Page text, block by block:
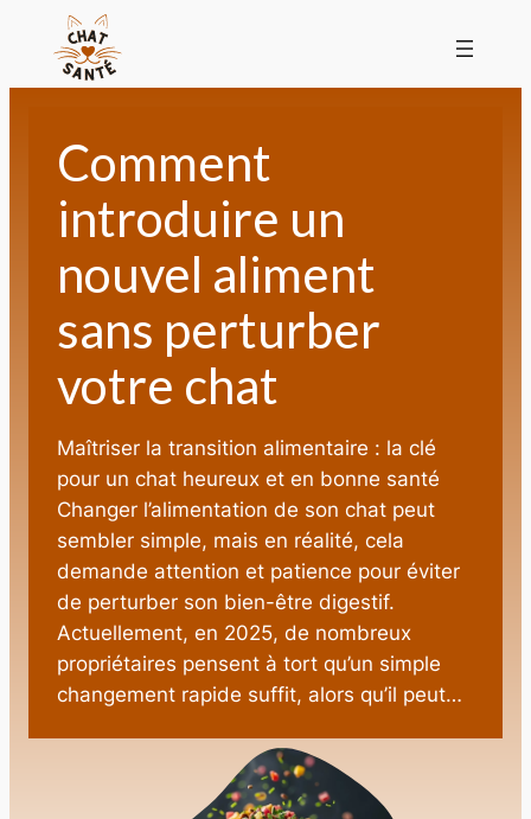
Comment
introduire un
nouvel aliment
sans perturber
votre chat
Maîtriser la transition alimentaire : la clé
pour un chat heureux et en bonne santé
Changer l’alimentation de son chat peut
sembler simple, mais en réalité, cela
demande attention et patience pour éviter
de perturber son bien-être digestif.
Actuellement, en 2025, de nombreux
propriétaires pensent à tort qu’un simple
changement rapide suffit, alors qu’il peut…